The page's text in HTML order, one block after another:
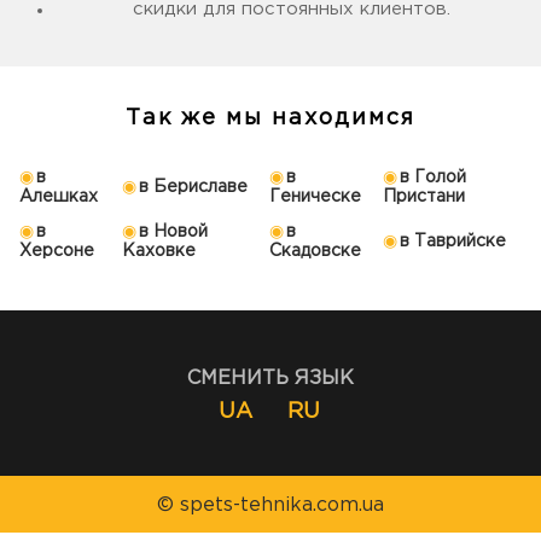
скидки для постоянных клиентов.
Так же мы находимся
в
Алешках
в Бериславе
в
Геническе
в Голой
Пристани
в
Херсоне
в Новой
Каховке
в
Скадовске
в Таврийске
СМЕНИТЬ ЯЗЫК
UA RU
© spets-tehnika.com.ua